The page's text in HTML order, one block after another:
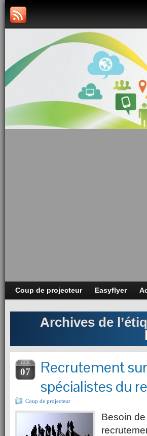
Coup de projecteur Easyflyer
Archives de
JUIN
07
Recrutement
spécialistes du
Coup de projecteur
Besoin